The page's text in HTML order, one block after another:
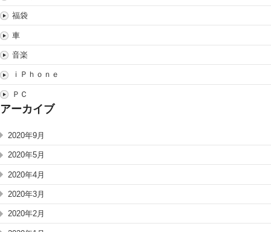
福袋
車
音楽
ｉＰｈｏｎｅ
ＰＣ
アーカイブ
2020年9月
2020年5月
2020年4月
2020年3月
2020年2月